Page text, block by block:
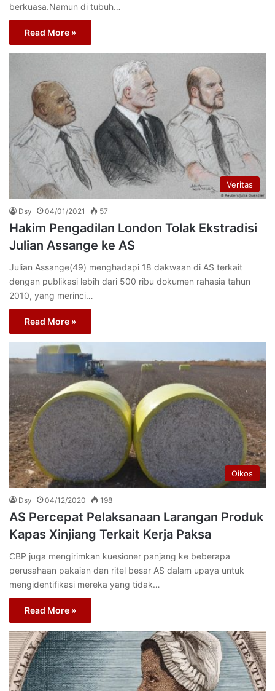
berkuasa.Namun di tubuh…
Read More »
Veritas
Dsy 04/01/2021 57
Hakim Pengadilan London Tolak Ekstradisi
Julian Assange ke AS
Julian Assange(49) menghadapi 18 dakwaan di AS terkait
dengan publikasi lebih dari 500 ribu dokumen rahasia tahun
2010, yang merinci…
Read More »
Oikos
Dsy 04/12/2020 198
AS Percepat Pelaksanaan Larangan Produk
Kapas Xinjiang Terkait Kerja Paksa
CBP juga mengirimkan kuesioner panjang ke beberapa
perusahaan pakaian dan ritel besar AS dalam upaya untuk
mengidentifikasi mereka yang tidak…
Read More »